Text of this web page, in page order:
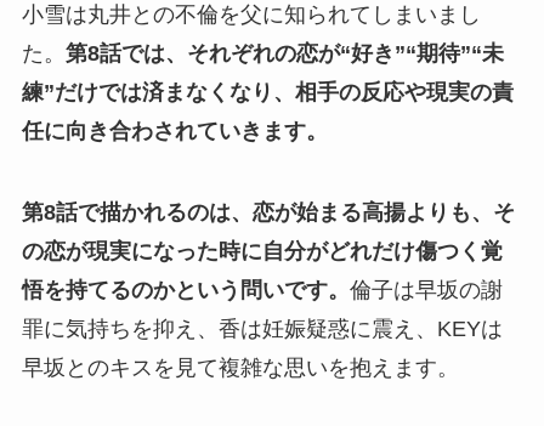
小雪は丸井との不倫を父に知られてしまいまし
た。 第8話では、それぞれの恋が“好き”“期待”“未
練”だけでは済まなくなり、相手の反応や現実の責
任に向き合わされていきます。
第8話で描かれるのは、恋が始まる高揚よりも、そ
の恋が現実になった時に自分がどれだけ傷つく覚
悟を持てるのかという問いです。 倫子は早坂の謝
罪に気持ちを抑え、香は妊娠疑惑に震え、KEYは
早坂とのキスを見て複雑な思いを抱えます。